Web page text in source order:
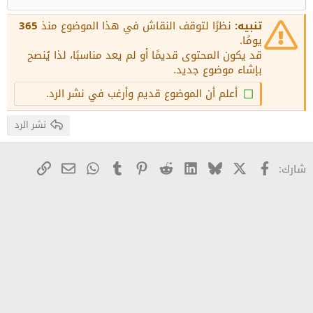
15
18
22
26
Georgia
Times New Roman
Trebuchet MS
Verdana
Justify text
عنوان 2
عنوان 3 تنبيه: نظرًا لتوقف النقاش في هذا الموضوع منذ 365
يومًا.
قد يكون المحتوى قديمًا أو لم يعد مناسبًا، لذا يُنصح
بإشاء موضوع جديد.
أعلم أن الموضوع قديم وأرغب في نشر الرد.
نشر الرد
شارك: Facebook
X
Bluesky
LinkedIn
Reddit
Pinterest
Tumblr
WhatsApp
البريدرابط